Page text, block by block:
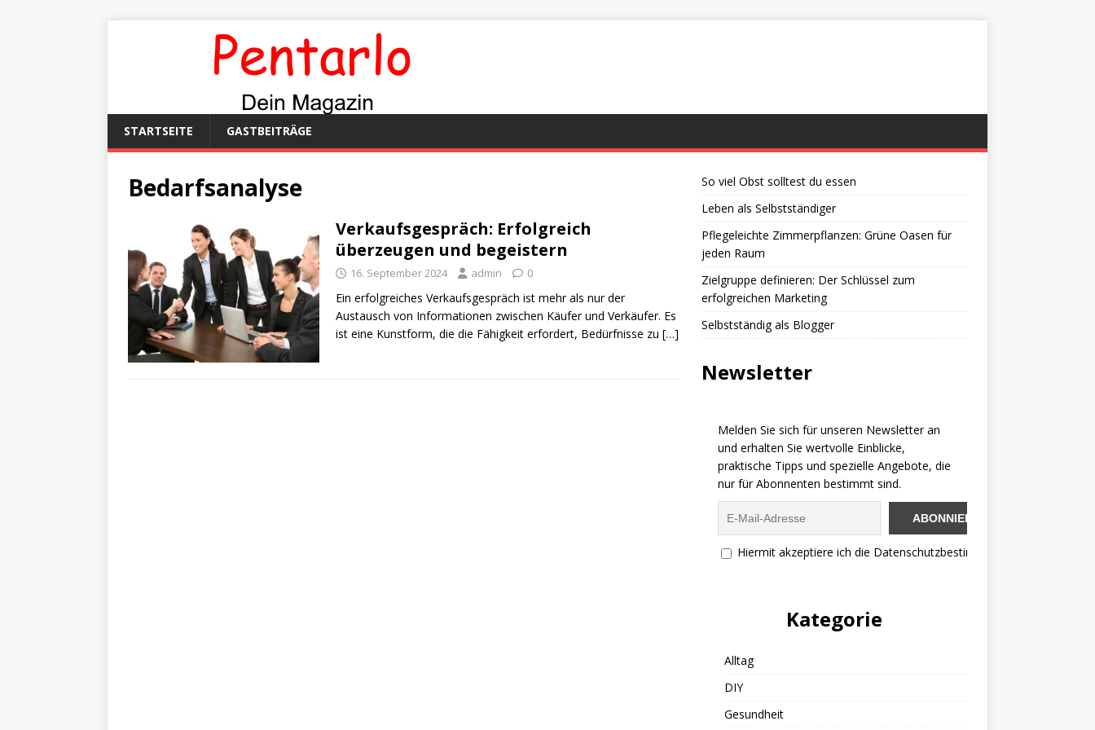
STARTSEITE GASTBEITRÄGE
Bedarfsanalyse
Verkaufsgespräch: Erfolgreich
überzeugen und begeistern
16. September 2024 admin 0
Ein erfolgreiches Verkaufsgespräch ist mehr als nur der
Austausch von Informationen zwischen Käufer und Verkäufer. Es
ist eine Kunstform, die die Fähigkeit erfordert, Bedürfnisse zu […]
So viel Obst solltest du essen
Leben als Selbstständiger
Pflegeleichte Zimmerpflanzen: Grüne Oasen für
jeden Raum
Zielgruppe definieren: Der Schlüssel zum
erfolgreichen Marketing
Selbstständig als Blogger
Newsletter
Melden Sie sich für unseren Newsletter an
und erhalten Sie wertvolle Einblicke,
praktische Tipps und spezielle Angebote, die
nur für Abonnenten bestimmt sind.
Hiermit akzeptiere ich die Datenschutzbestimmungen
Kategorie
Alltag
DIY
Gesundheit